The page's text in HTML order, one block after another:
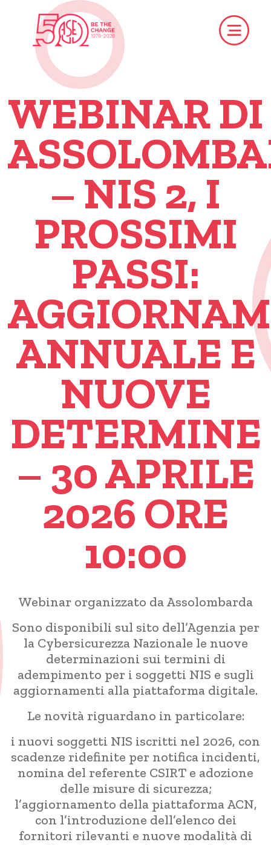
WEBINAR DI
– NIS 2, I
PROSSIMI
PASSI:
ANNUALE E
NUOVE
DETERMINE
– 30 APRILE
2026 ORE
10:00
Webinar organizzato da Assolombarda
Sono disponibili sul sito dell’Agenzia per
la Cybersicurezza Nazionale le nuove
determinazioni sui termini di
adempimento per i soggetti NIS e sugli
aggiornamenti alla piattaforma digitale.
Le novità riguardano in particolare:
i nuovi soggetti NIS iscritti nel 2026, con
scadenze ridefinite per notifica incidenti,
nomina del referente CSIRT e adozione
delle misure di sicurezza;
l’aggiornamento della piattaforma ACN,
con l’introduzione dell’elenco dei
fornitori rilevanti e nuove modalità di